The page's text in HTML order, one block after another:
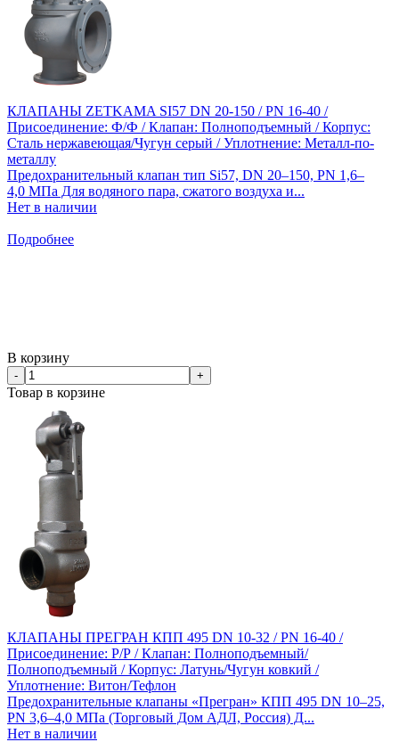
КЛАПАНЫ ZETKAMA SI57 DN 20-150 / PN 16-40 /
Присоединение: Ф/Ф / Клапан: Полноподъемный / Корпус:
Сталь нержавеющая/Чугун серый / Уплотнение: Металл-по-
металлу
Предохранительный клапан тип Si57, DN 20–150, PN 1,6–
4,0 МПа Для водяного пара, сжатого воздуха и...
Нет в наличии
Подробнее
В корзину
- +
Товар в корзине
КЛАПАНЫ ПРЕГРАН КПП 495 DN 10-32 / PN 16-40 /
Присоединение: Р/Р / Клапан: Полноподъемный/
Полноподъемный / Корпус: Латунь/Чугун ковкий /
Уплотнение: Витон/Тефлон
Предохранительные клапаны «Прегран» КПП 495 DN 10–25,
PN 3,6–4,0 МПа (Торговый Дом АДЛ, Россия) Д...
Нет в наличии